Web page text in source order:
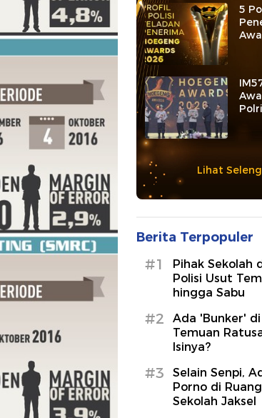
5
Lihat
Berita Terpopuler
#1
Pihak Sekolah
Polisi Usut
hingga Sabu
#2
Ada 'Bunker' di
Temuan
Isinya?
#3
Selain Senpi,
Porno di
Sekolah Jaksel